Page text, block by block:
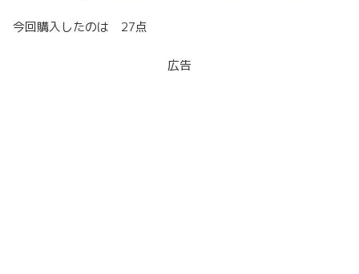
今回購入したのは 27点
広告